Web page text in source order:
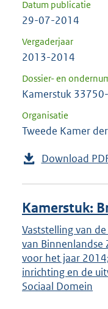
Datum publicatie
29-07-2014
Vergaderjaar
2013-2014
Dossier- en
Kamerstuk
Organisatie
Tweede Kamer
Download
Kamerstuk:
Vaststelling van
van Binnenlandse
voor het jaar
inrichting en de
Sociaal Domein